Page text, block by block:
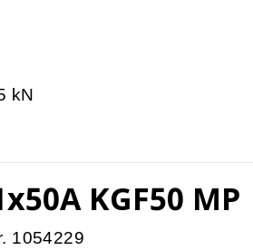
kN
KGF50 MP
1054229